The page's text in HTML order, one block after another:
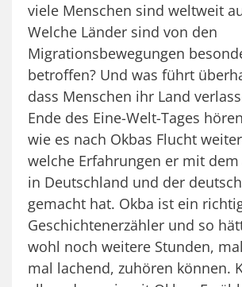
viele Menschen sind weltweit
Welche Länder sind von den
Migrationsbewegungen
betroffen? Und was führt
dass Menschen ihr Land
Ende des Eine-Welt-Tages
wie es nach Okbas Flucht
welche Erfahrungen er mit
in Deutschland und der
gemacht hat. Okba ist ein
Geschichtenerzähler und so
wohl noch weitere Stunden,
mal lachend, zuhören können.